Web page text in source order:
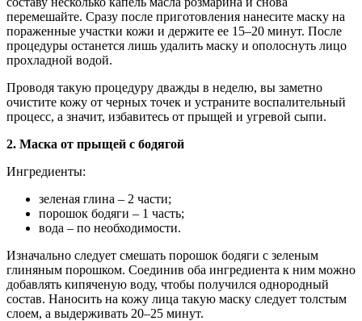
перемешайте. Сразу после приготовления нанесите маску на
пораженные участки кожи и держите ее 15–20 минут. После
процедуры останется лишь удалить маску и ополоснуть лицо
прохладной водой.
Проводя такую процедуру дважды в неделю, вы заметно
очистите кожу от черных точек и устраните воспалительный
процесс, а значит, избавитесь от прыщей и угревой сыпи.
2. Маска от прыщей с бодягой
Ингредиенты:
зеленая глина – 2 части;
порошок бодяги – 1 часть;
вода – по необходимости.
Изначально следует смешать порошок бодяги с зеленым
глиняным порошком. Соединив оба ингредиента к ним можно
добавлять кипяченую воду, чтобы получился однородный
состав. Наносить на кожу лица такую маску следует толстым
слоем, а выдерживать 20–25 минут.